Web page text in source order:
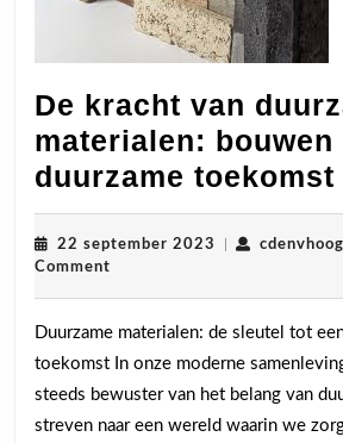
De kracht van
materialen: bouwen
duurzame toekomst
22 september 2023 22
Comment
Duurzame materialen: de sleutel tot
toekomst In onze moderne
steeds bewuster van het belang van
streven naar een wereld waarin we